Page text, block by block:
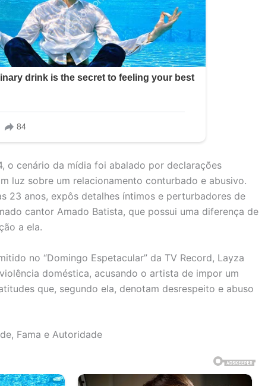
o cenário da mídia foi abalado por declarações
luz sobre um relacionamento conturbado e abusivo.
23 anos, expôs detalhes íntimos e perturbadores de
cantor Amado Batista, que possui uma diferença de
a ela.
no “Domingo Espetacular” da TV Record, Layza
doméstica, acusando o artista de impor um
que, segundo ela, denotam desrespeito e abuso
Fama e Autoridade